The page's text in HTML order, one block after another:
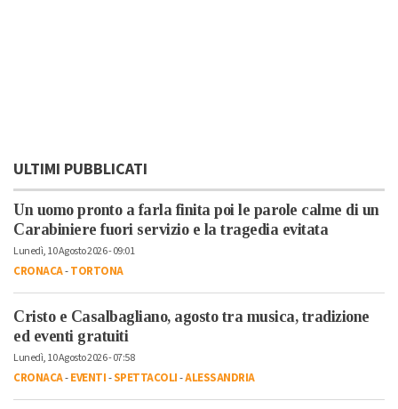
ULTIMI PUBBLICATI
Un uomo pronto a farla finita poi le parole calme di un
Carabiniere fuori servizio e la tragedia evitata
Lunedì, 10 Agosto 2026 - 09:01
CRONACA-TORTONA
Cristo e Casalbagliano, agosto tra musica, tradizione
ed eventi gratuiti
Lunedì, 10 Agosto 2026 - 07:58
CRONACA-EVENTI-SPETTACOLI-ALESSANDRIA